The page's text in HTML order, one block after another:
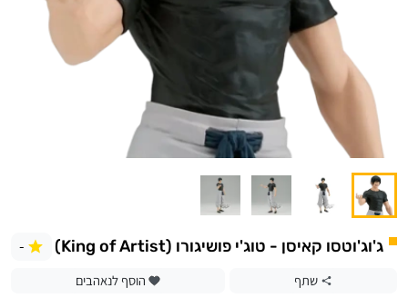
ג'וג'וטסו קאיסן - טוג'י פושיגורו (King of Artist) -
שתף הוסף לנאהבים